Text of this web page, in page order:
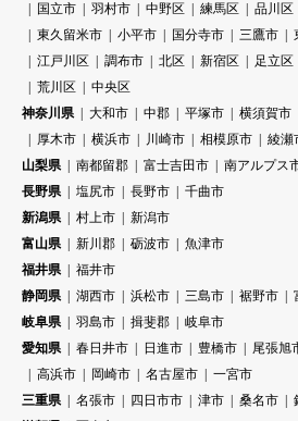
国立市
羽村市 中野区 練馬区 品川区
東久留米市
小平市 国分寺市 三鷹市
江戸川区
調布市 北区 新宿区 足立区
荒川区
中央区
神奈川県
大和市 中郡 平塚市 横須賀市
厚木市
横浜市 川崎市 相模原市 綾瀬
山梨県
南都留郡 富士吉田市 南アルプス
長野県
塩尻市 長野市
千曲市
新潟県
村上市
新潟市
富山県
新川郡 砺波市
魚津市
福井県
福井市
静岡県
湖西市 浜松市 三島市 裾野市
岐阜県
羽島市 揖斐郡
岐阜市
愛知県
春日井市 日進市 豊橋市 尾張旭
高浜市
岡崎市 名古屋市
一宮市
三重県
名張市 四日市市 津市 桑名市